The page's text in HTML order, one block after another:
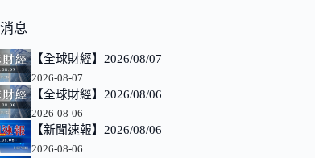
息
【全球財經】2026/08/07
2026-08-07
【全球財經】2026/08/06
2026-08-06
【新聞速報】2026/08/06
2026-08-06